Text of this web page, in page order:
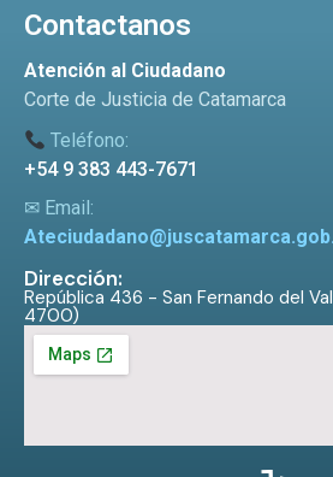
Contactanos
Atención al Ciudadano
Corte de Justicia de Catamarca
Teléfono:
+54 9 383 443-7671
✉ Email:
Dirección:
República 436 - San Fernando del
4700)